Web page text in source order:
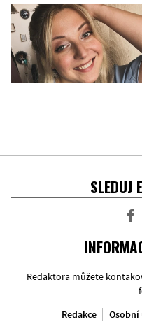
SLEDUJ
Redaktora můžete
Redakce
Osobní